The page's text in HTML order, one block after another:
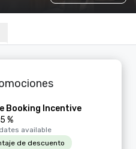
Booking Incentive
%
available
de descuento